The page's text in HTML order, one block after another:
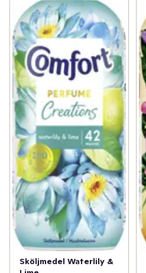
Sköljmedel Waterlily &